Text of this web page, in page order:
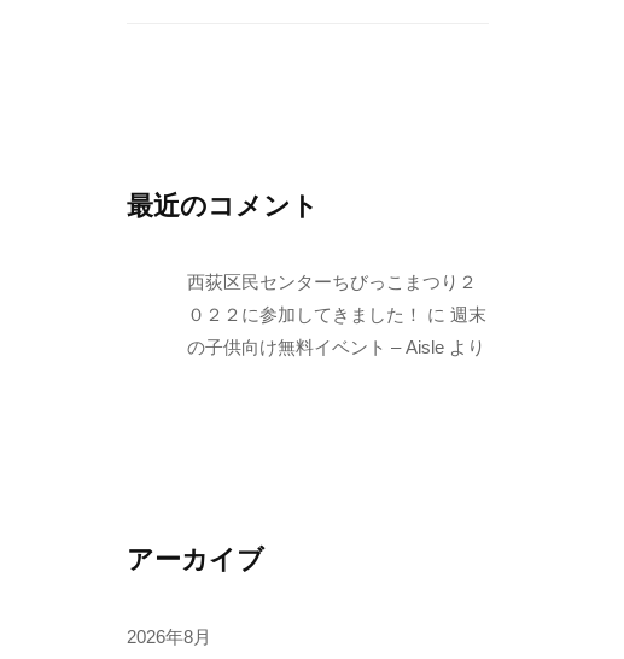
最近のコメント
西荻区民センターちびっこまつり２
０２２に参加してきました！
に 週末
の子供向け無料イベント – Aisleより
アーカイブ
2026年8月